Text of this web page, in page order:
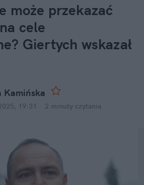
może przekazać
cele
Giertych wskazał
Kamińska
19:31 2 minuty czytania